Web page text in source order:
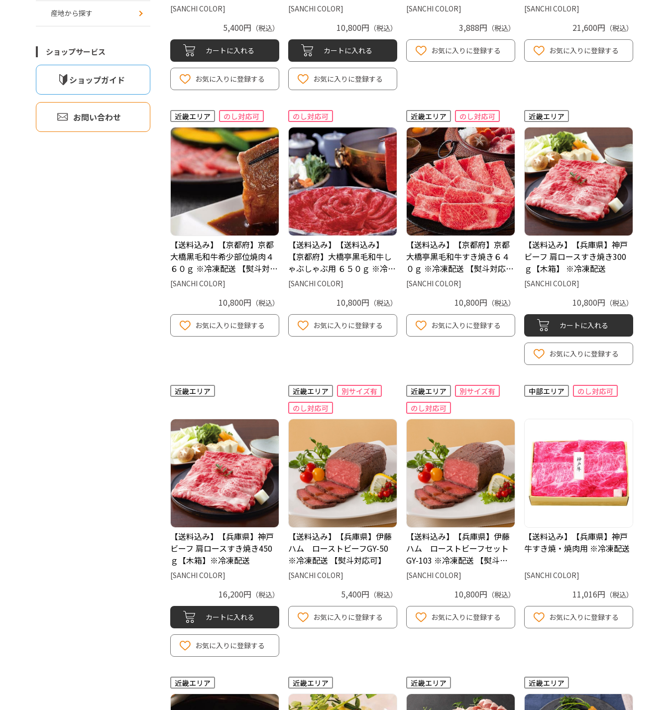
産地から探す
ショップサービス
ショップガイド
お問い合わせ
[SANCHI COLOR]
5,400円 （税込）
カートに入れる
お気に入りに登録する
[SANCHI COLOR]
10,800円 （税込）
カートに入れる
お気に入りに登録する
[SANCHI COLOR]
3,888円 （税込）
お気に入りに登録する
[SANCHI COLOR]
21,600円 （税込）
お気に入りに登録する
【送料込み】【京都府】京都
大橋黒毛和牛希少部位焼肉４
６０ｇ ※冷凍配送 【熨斗対…
[SANCHI COLOR]
10,800円 （税込）
お気に入りに登録する
【送料込み】【送料込み】
【京都府】大橋亭黒毛和牛し
ゃぶしゃぶ用 ６５０ｇ ※冷…
[SANCHI COLOR]
10,800円 （税込）
お気に入りに登録する
【送料込み】【京都府】京都
大橋亭黒毛和牛すき焼き６４
０ｇ ※冷凍配送 【熨斗対応…
[SANCHI COLOR]
10,800円 （税込）
お気に入りに登録する
【送料込み】【兵庫県】神戸
ビーフ 肩ロースすき焼き300
ｇ【木箱】 ※冷凍配送
[SANCHI COLOR]
10,800円 （税込）
カートに入れる
お気に入りに登録する
【送料込み】【兵庫県】神戸
ビーフ 肩ロースすき焼き450
ｇ【木箱】※冷凍配送
[SANCHI COLOR]
16,200円 （税込）
カートに入れる
お気に入りに登録する
【送料込み】【兵庫県】伊藤
ハム ローストビーフGY-50
※冷凍配送 【熨斗対応可】
[SANCHI COLOR]
5,400円 （税込）
お気に入りに登録する
【送料込み】【兵庫県】伊藤
ハム ローストビーフセット
GY-103 ※冷凍配送 【熨斗…
[SANCHI COLOR]
10,800円 （税込）
お気に入りに登録する
【送料込み】【兵庫県】神戸
牛すき焼・焼肉用 ※冷凍配送
[SANCHI COLOR]
11,016円 （税込）
お気に入りに登録する